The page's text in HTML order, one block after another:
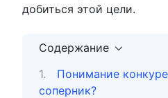
добиться этой цели.
Содержание
Понимание
соперник?